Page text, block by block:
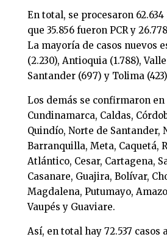
En total, se procesaron
que 35.856 fueron PCR y
La mayoría de casos nuevos
(2.230), Antioquia (1.788),
Santander (697) y Tolima
Los demás se confirmaron en
Cundinamarca, Caldas,
Quindío, Norte de Santander,
Barranquilla, Meta, Caquetá,
Atlántico, Cesar, Cartagena,
Casanare, Guajira, Bolívar,
Magdalena, Putumayo,
Vaupés y Guaviare.
Así, en total hay 72.537 casos